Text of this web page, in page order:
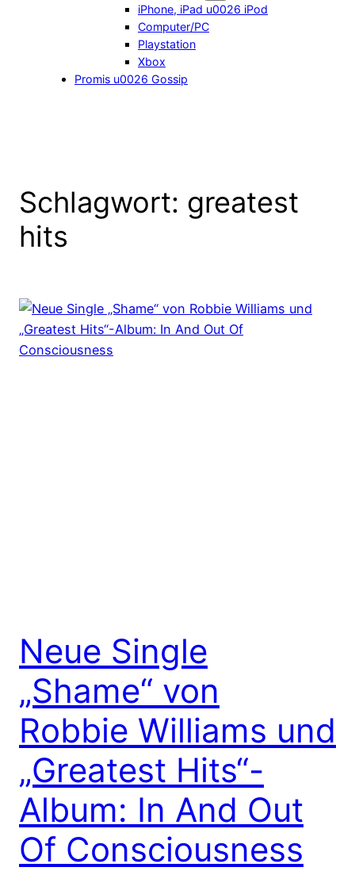
iPhone, iPad u0026 iPod
Computer/PC
Playstation
Xbox
Promis u0026 Gossip
Schlagwort: greatest
hits
Neue Single
„Shame“ von
Robbie Williams und
„Greatest Hits“-
Album: In And Out
Of Consciousness